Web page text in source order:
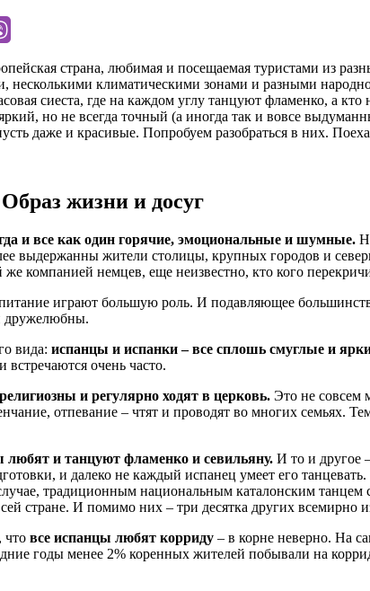
страна, любимая и посещаемая туристами из
несколькими климатическими зонами и разными
сиеста, где на каждом углу танцуют фламенко, а
но не всегда точный (а иногда так и вовсе
даже и красивые. Попробуем разобраться в них.
жизни и досуг
и все как один горячие, эмоциональные и шумные.
выдержанны жители столицы, крупных городов и
же компанией немцев, еще неизвестно, кто кого
играют большую роль. И подавляющее
дружелюбны.
вида: испанцы и испанки – все сплошь смуглые и
очень часто.
и регулярно ходят в церковь. Это не совсем
отпевание – чтят и проводят во многих семьях.
любят и танцуют фламенко и севильяну. И то и другое
и далеко не каждый испанец умеет его
традиционным национальным каталонским
стране. И помимо них – три десятка других всемирно
что все испанцы любят корриду – в корне неверно. На
годы менее 2% коренных жителей побывали на